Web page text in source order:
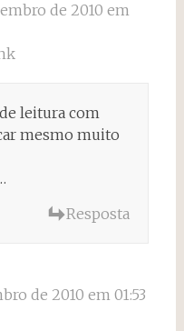
de 2010 em
leitura com
mesmo muito
Resposta
de 2010 em 01:53